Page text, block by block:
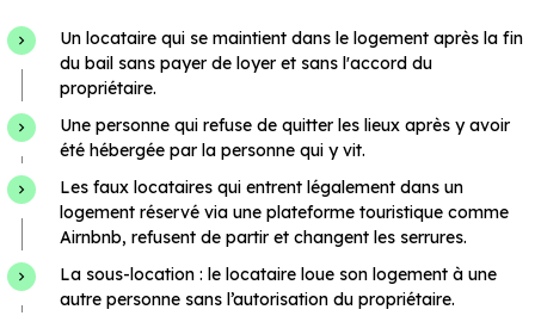
Un locataire qui se maintient dans le logement après la fin
du bail sans payer de loyer et sans l'accord du
propriétaire.
Une personne qui refuse de quitter les lieux après y avoir
été hébergée par la personne qui y vit.
Les faux locataires qui entrent légalement dans un
logement réservé via une plateforme touristique comme
Airnbnb, refusent de partir et changent les serrures.
La sous-location : le locataire loue son logement à une
autre personne sans l’autorisation du propriétaire.